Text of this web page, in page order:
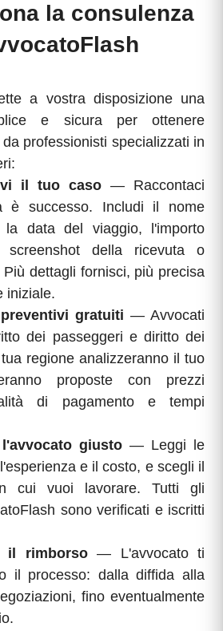
la consulenza
a vostra disposizione una
e sicura per ottenere
professionisti specializzati in
il tuo caso — Raccontaci
è successo. Includi il nome
la data del viaggio, l'importo
della ricevuta o
dettagli fornisci, più precisa
iniziale.
gratuiti — Avvocati
dei passeggeri e diritto dei
regione analizzeranno il tuo
proposte con prezzi
di pagamento e tempi
giusto — Leggi le
e il costo, e scegli il
cui vuoi lavorare. Tutti gli
sono verificati e iscritti
il rimborso— L'avvocato ti
il processo: dalla diffida alla
fino eventualmente